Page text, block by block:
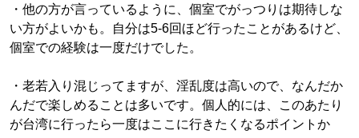
・他の方が言っているように、個室でがっつりは期待しな
い方がよいかも。自分は5-6回ほど行ったことがあるけど、
個室での経験は一度だけでした。
・老若入り混じってますが、淫乱度は高いので、なんだか
んだで楽しめることは多いです。個人的には、このあたり
が台湾に行ったら一度はここに行きたくなるポイントか